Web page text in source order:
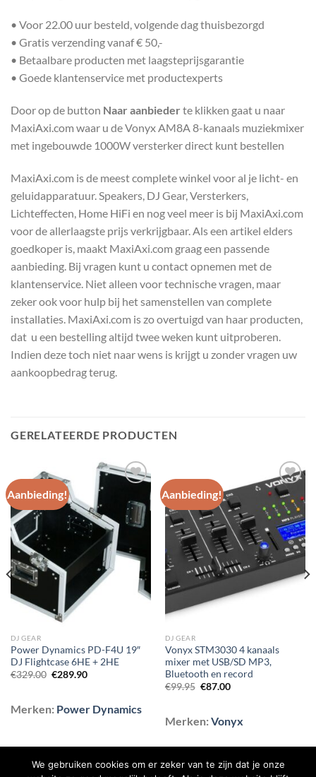
• Voor 22.00 uur besteld, volgende dag thuisbezorgd
• Gratis verzending vanaf € 50,-
• Betaalbare producten met laagsteprijsgarantie
• Goede klantenservice met productexperts
Door op de button Naar aanbieder te klikken gaat u naar
MaxiAxi.com waar u de Vonyx AM8A 8-kanaals muziekmixer
met ingebouwde 1000W versterker direct kunt bestellen
MaxiAxi.com is de meest complete winkel voor al je licht- en
geluidapparatuur. Speakers, DJ Gear, Versterkers,
Lichteffecten, Home HiFi en nog veel meer is bij MaxiAxi.com
voor de allerlaagste prijs verkrijgbaar. Als een artikel elders
goedkoper is, maakt MaxiAxi.com graag een passende
aanbieding. Bij vragen kunt u contact opnemen met de
klantenservice. Niet alleen voor technische vragen, maar
zeker ook voor hulp bij het samenstellen van complete
installaties. MaxiAxi.com is zo overtuigd van haar producten,
dat u een bestelling altijd twee weken kunt uitproberen.
Indien deze toch niet naar wens is krijgt u zonder vragen uw
aankoopbedrag terug.
GERELATEERDE PRODUCTEN
Aanbieding!
Toevoegen
aan
wenslijst
DJ GEAR
Power Dynamics PD-F4U 19″
DJ Flightcase 6HE + 2HE
€329.00 Oorspronkelijke
€289.90Huidige
Merken: Power Dynamics
Aanbieding!
Toevoegen
aan
wenslijst
DJ GEAR
Vonyx STM3030 4 kanaals
mixer met USB/SD MP3,
Bluetooth en record
€99.95 Oorspronkelijke
€87.00Huidige
Merken:Vonyx
We gebruiken cookies om er zeker van te zijn dat je onze